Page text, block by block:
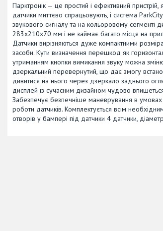
Парктронік — це простий і ефективний
датчики миттєво спрацьовують, і система
звукового сигналу та на кольоровому сегменті
283х210х70 мм і не займає багато місця на
Датчики вирізняються дуже компактними
засоби. Кути визначення перешкод як
утриманням кнопки вимикання звуку можна
дзеркальний перевернутий, що дає змогу
дивитися на нього через дзеркало заднього
дисплей із сучасним дизайном чудово
Забезпечує безпечніше маневрування в умовах
роботи датчиків. Комплектується всім
отворів у бампері під датчики 4 датчики,